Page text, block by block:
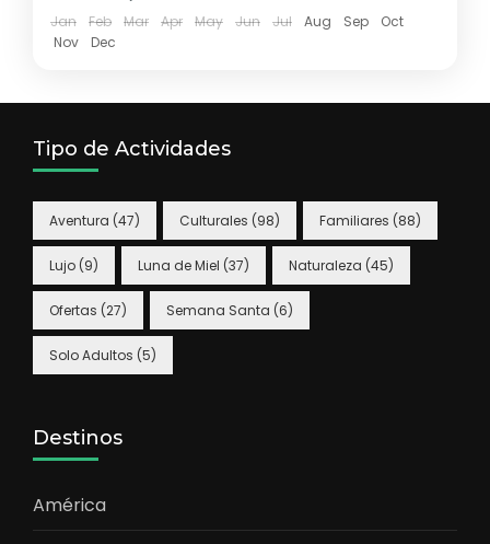
Jan Feb Mar Apr May Jun Jul Aug Sep
Oct
Nov
Dec
Tipo de Actividades
Aventura (47) Culturales (98) Familiares (88)
Lujo (9) Luna de Miel (37) Naturaleza (45)
Ofertas (27) Semana Santa (6)
Solo Adultos (5)
Destinos
América